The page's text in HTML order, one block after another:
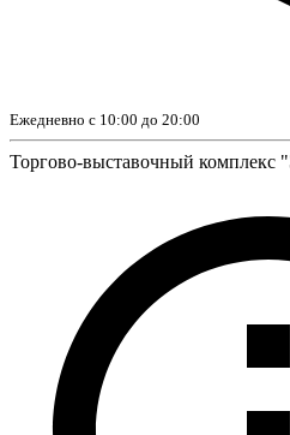
Ежедневно с 10:00 до 20:00
Торгово-выставочный комплекс